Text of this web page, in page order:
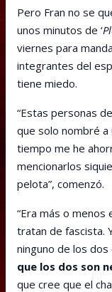
Pero Fran no se
unos minutos de ‘
viernes para
integrantes del
tiene miedo.
“Estas personas de
que solo nombré
tiempo me he
mencionarlos
pelota”, comenzó.
“Era más o
tratan de fascista.
ninguno de los
que los dos son
que cree que el